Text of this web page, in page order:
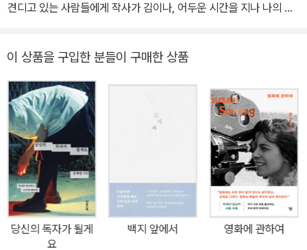
견디고 있는 사람들에게 작사가 김이나, 어두운 시간을 지나 나의 일
한 순간, 다시 자신을 구원해내는 작은 일들에 대해 써내려간다. 20
만 부 베스트셀러를 기록한 에세이 『보통의 언어들』을 통해 감정을
헤아리는 언어들에 대해 기록한 이후 무려 6년 만에 펴내는 일상에세
이다. 오디션 평가의 무대에서는 두려움에 얼어붙은 지원자들이 다시
자신의 노래를 부를 수 있도록 등을 밀어주고, 라디오 <별이 빛나는
밤에>에서는 하루의 기운을 다 써버린 사람들에게 내일을 살아갈 힘
을 건네고, 사랑의 감정 속에서 길을 잃은 이들에게는 자신의 마음을
응시할 언어를 선물해온 사람. 김이나는 오랫동안 누군가가 다시 제
자리로 돌아갈 수 있도록 돕는 말들을 발신해왔고, 이제 그 고요하고
도 힘찬 언어를 한 권의 책으로 묶어낸다. 이 신작에세이에서 김이나
이 상품을 구입한 분들이 구매한 상품
당신의 독자가 될게
요
백지 앞에서 영화에 관하여